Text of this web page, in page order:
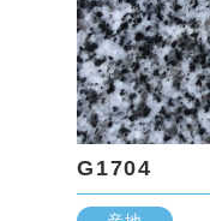
G1704